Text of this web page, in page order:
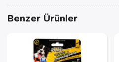
Benzer Ürünler